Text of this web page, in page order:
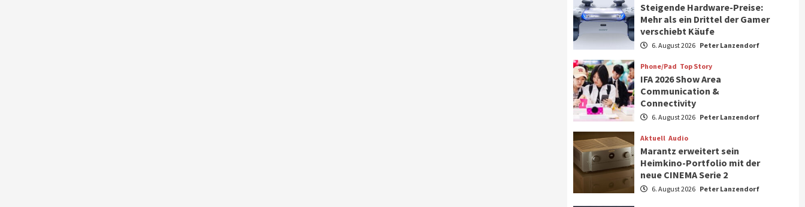
7
Smart Living Top Story
Verbraucher setzen immer
mehr auf Klimageräte und
Ventilatoren
1
Aktuell Gaming
Steigende Hardware-Preise:
Mehr als ein Drittel der
Gamer verschiebt Käufe
Phone/Pad Top Story
IFA 2026 Show Area
Communication &
Connectivity
Steigende Hardware-Preise:
Mehr als ein Drittel der Gamer
verschiebt Käufe
6. August 2026 Peter Lanzendorf
Phone/Pad Top Story
IFA 2026 Show Area
Communication &
Connectivity
6. August 2026 Peter Lanzendorf
Aktuell Audio
Marantz erweitert sein
Heimkino-Portfolio mit der
neue CINEMA Serie 2
6. August 2026 Peter Lanzendorf